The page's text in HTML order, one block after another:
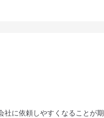
社に依頼しやすくなることが期